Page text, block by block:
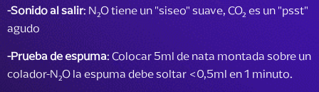
-Sonido al salir: N₂O tiene un "siseo" suave, CO₂ es un "psst"
agudo
-Prueba de espuma: Colocar 5ml de nata montada sobre un
colador-N₂O la espuma debe soltar <0,5ml en 1 minuto.